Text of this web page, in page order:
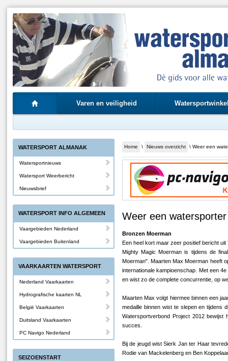
Varen en veiligheid
Home \ Nieuws overzicht \ Weer een
Weer een
Bronzen Moerman
Een heel kort maar zeer positief bericht
Mighty Magic Moerman is tijdens de
Moerman". Maarten Max Moerman heeft
internationale kampioenschap. Met een
en wist zo de complete concurrentie, op
Maarten Max volgt hiermee binnen een
medaille binnen wist te slepen en tijdens
Watersportverbond Project 2012
succes.
Bij de jeugd wist Sierk Jan ter Haar
Rodie van Mackelenberg en Ben
WATERSPORT ALMANAK
Watersportnieuws
Watersport Weerbericht
Nieuwsbrief
WATERSPORT INFO ALGEMEEN
Vaargebieden Nederland
Vaargebieden Buitenland
VAARKAARTEN WATERSPORT
Nederland Vaarkaarten
Hydrografische kaarten NL
België Vaarkaarten
Duitsland Vaarkaarten
PC Navigo Nederland
SEIZOENSTART